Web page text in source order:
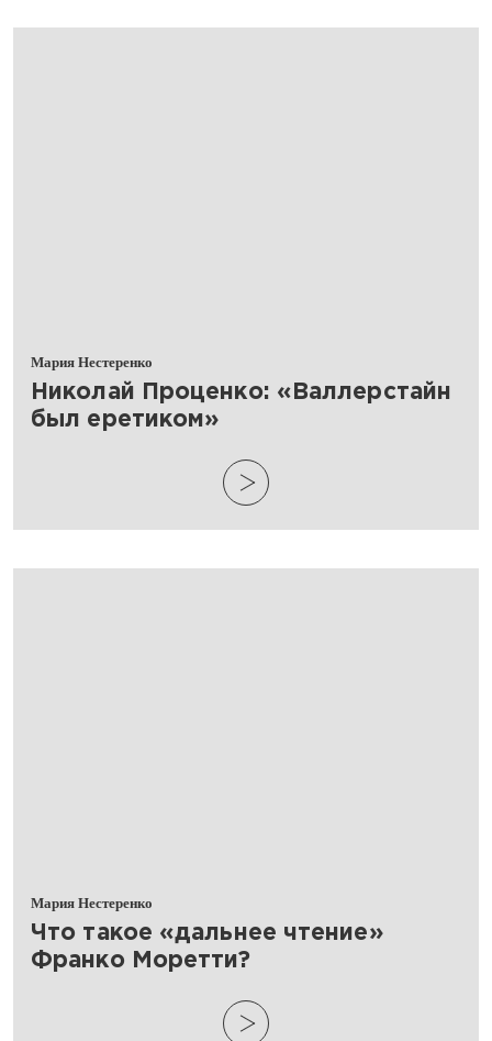
Мария Нестеренко
​Николай Проценко: «Валлерстайн
был еретиком»
Мария Нестеренко
​Что такое «дальнее чтение»
Франко Моретти?